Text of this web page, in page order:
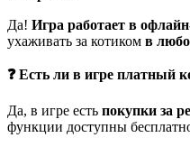
Да! Игра работает в
ухаживать за котиком в
❓ Есть ли в игре платный
Да, в игре есть покупки за
функции доступны